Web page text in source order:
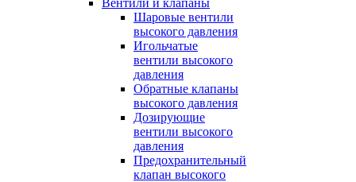
Вентили и клапаны
Шаровые вентили
высокого давления
Игольчатые
вентили высокого
давления
Обратные клапаны
высокого давления
Дозирующие
вентили высокого
давления
Предохранительный
клапан высокого